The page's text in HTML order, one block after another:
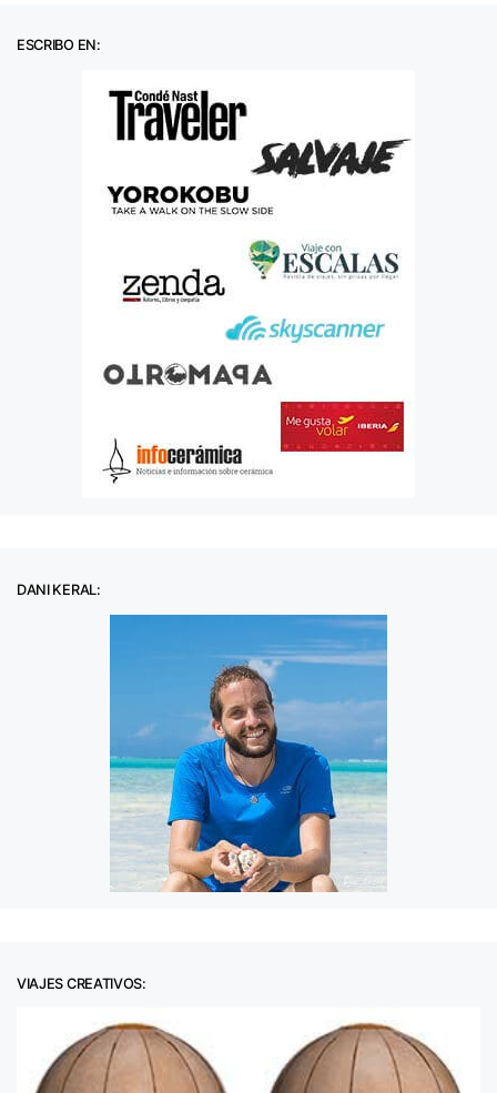
ESCRIBO EN:
DANI KERAL:
VIAJES CREATIVOS: